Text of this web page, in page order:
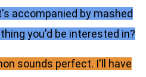
accompanied by mashed
you'd be interested in?
sounds perfect. I'll have